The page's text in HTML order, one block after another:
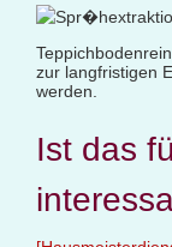
zur langfristigen
werden.
Ist das